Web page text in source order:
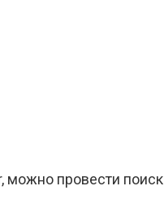
можно провести поиск